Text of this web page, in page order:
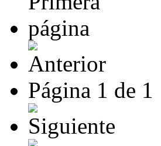
Página 1 de 1